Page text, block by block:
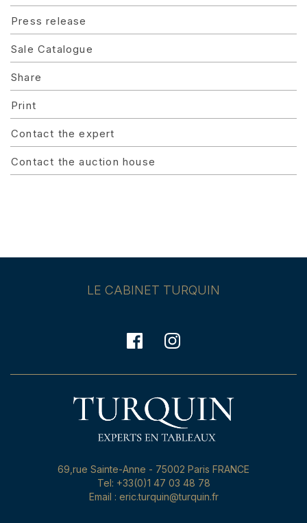
Press release
Sale Catalogue
Share
Print
Contact the expert
Contact the auction house
LE CABINET TURQUIN
69,rue Sainte-Anne - 75002 Paris FRANCE
Tel: +33(0)1 47 03 48 78
Email : eric.turquin@turquin.fr